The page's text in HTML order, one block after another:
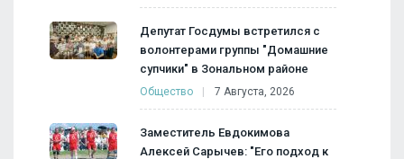
Депутат Госдумы встретился с
волонтерами группы "Домашние
супчики" в Зональном районе
Общество 7 Августа, 2026
Заместитель Евдокимова
Алексей Сарычев: "Его подход к